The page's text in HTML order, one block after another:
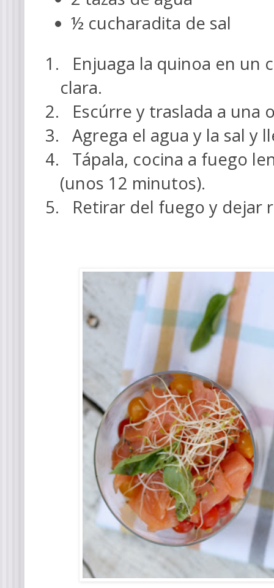
½ cucharadita de sal
1.
Enjuaga la quinoa en un
clara.
2.
Escúrre y traslada a una
3.
Agrega el agua y la sal y
4.
Tápala, cocina a fuego
(unos 12 minutos).
5.
Retirar del fuego y dejar